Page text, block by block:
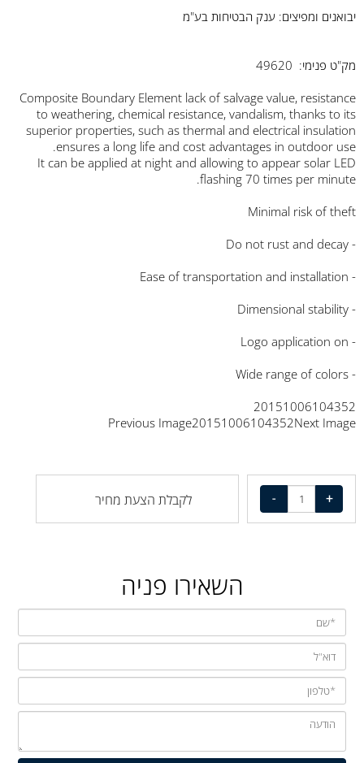
יבואנים ומפיצים: ענק הבטיחות בע"מ
מק"ט פנימי: 49620
Composite Boundary Element lack of salvage value, resistance
to weathering, chemical resistance, vandalism, thanks to its
superior properties, such as thermal and electrical insulation
ensures a long life and cost advantages in outdoor use.
It can be applied at night and allowing to appear solar LED
flashing 70 times per minute.
Minimal risk of theft
- Do not rust and decay
- Ease of transportation and installation
- Dimensional stability
- Logo application on
- Wide range of colors
20151006104352
Previous Image20151006104352Next Image
לקבלת הצעת מחיר
השאירו פניה